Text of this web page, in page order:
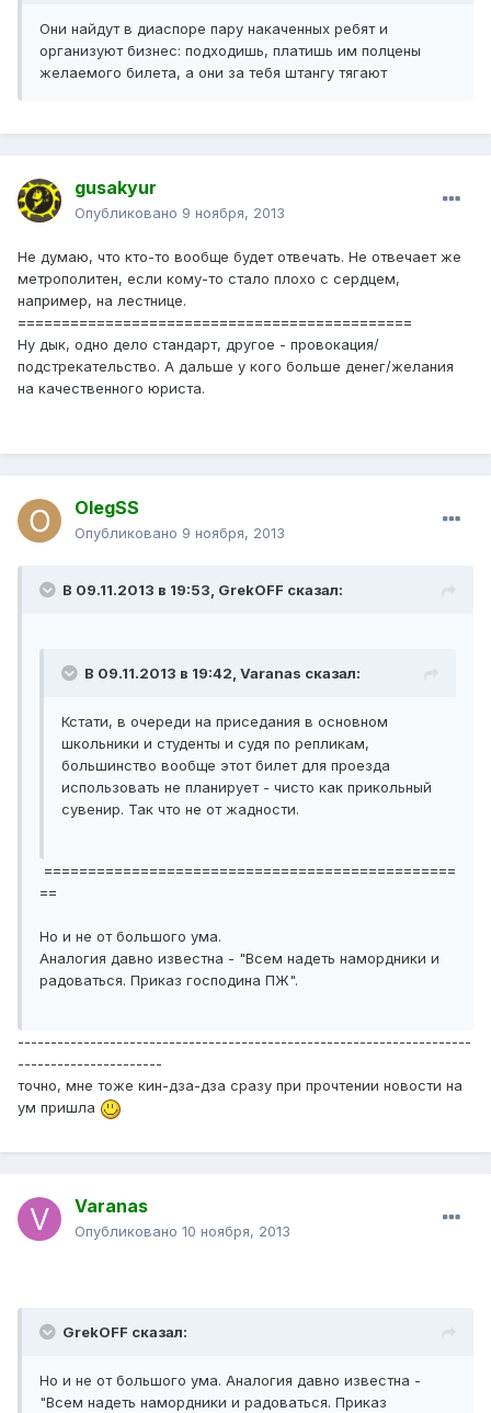
Они найдут в диаспоре пару накаченных ребят и
организуют бизнес: подходишь, платишь им полцены
желаемого билета, а они за тебя штангу тягают
gusakyur
Опубликовано 9 ноября, 2013
Не думаю, что кто-то вообще будет отвечать. Не отвечает же
метрополитен, если кому-то стало плохо с сердцем,
например, на лестнице.
=============================================
Ну дык, одно дело стандарт, другое - провокация/
подстрекательство. А дальше у кого больше денег/желания
на качественного юриста.
OlegSS
Опубликовано 9 ноября, 2013
В 09.11.2013 в 19:53, GrekOFF сказал:
В 09.11.2013 в 19:42, Varanas сказал:
Кстати, в очереди на приседания в основном
школьники и студенты и судя по репликам,
большинство вообще этот билет для проезда
использовать не планирует - чисто как прикольный
сувенир. Так что не от жадности.
===============================================
==
Но и не от большого ума.
Аналогия давно известна - "Всем надеть намордники и
радоваться. Приказ господина ПЖ".
---------------------------------------------------------------------
----------------------
точно, мне тоже кин-дза-дза сразу при прочтении новости на
ум пришла
Varanas
Опубликовано 10 ноября, 2013
GrekOFF сказал:
Но и не от большого ума. Аналогия давно известна -
"Всем надеть намордники и радоваться. Приказ